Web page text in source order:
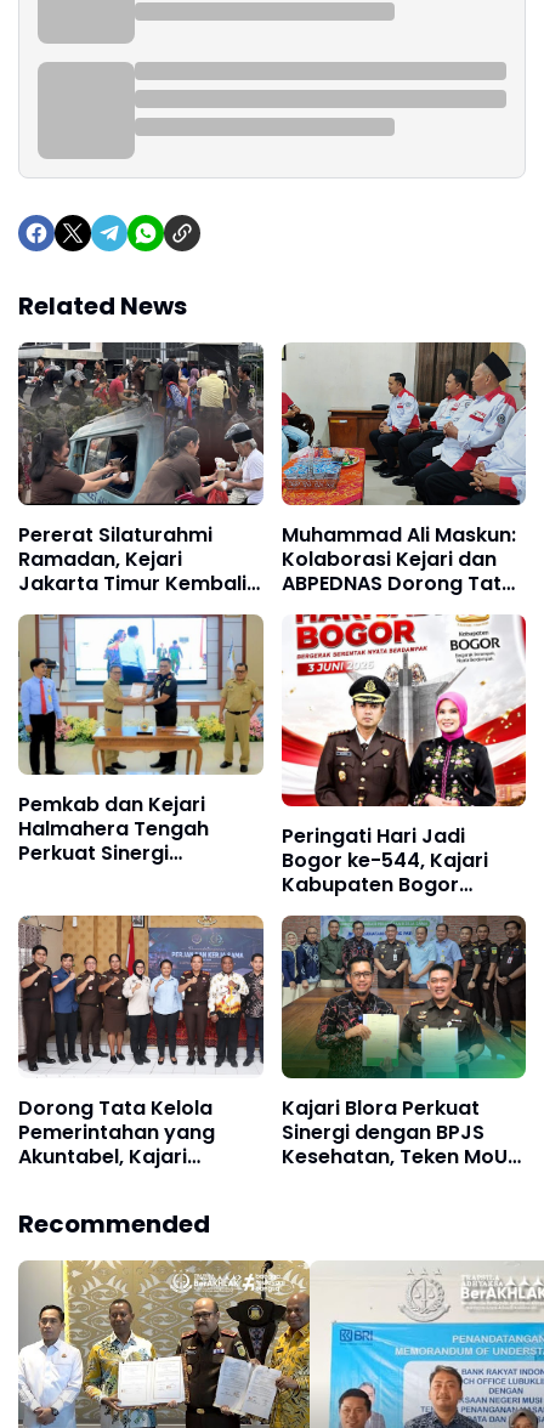
Related News
Pererat Silaturahmi
Ramadan, Kejari
Jakarta Timur Kembali
Tebar Takjil bagi
Pengguna Jalan
Muhammad Ali Maskun:
Kolaborasi Kejari dan
ABPEDNAS Dorong Tata
Kelola Desa yang
Transparan
Pemkab dan Kejari
Halmahera Tengah
Perkuat Sinergi
Peringati Hari Jadi
Bogor ke-544, Kajari
Kabupaten Bogor
Sampaikan Dukungan
untuk Kemajuan Daerah
Dorong Tata Kelola
Pemerintahan yang
Akuntabel, Kajari
Agats
Kajari Blora Perkuat
Sinergi dengan BPJS
Kesehatan, Teken MoU
Recommended